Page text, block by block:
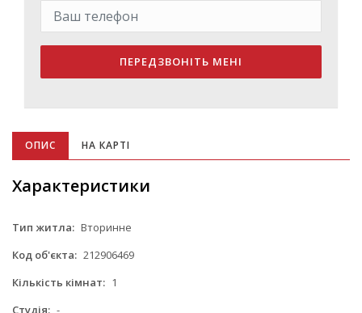
ПЕРЕДЗВОНІТЬ МЕНІ
ОПИС НА КАРТІ
Характеристики
Тип житла: Вторинне
Код об'єкта: 212906469
Кількість кімнат: 1
Студія: -